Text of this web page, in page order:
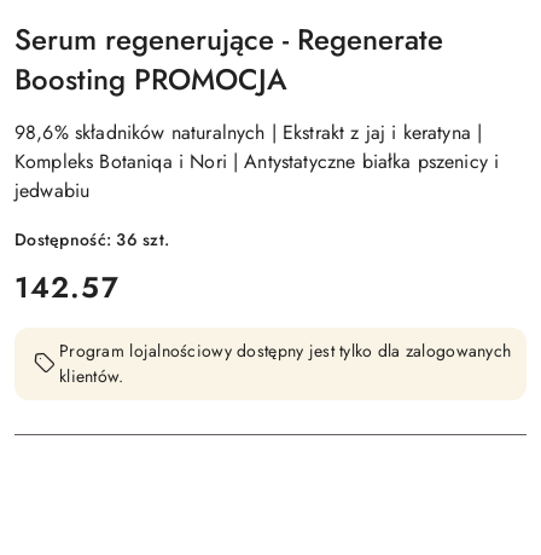
Serum regenerujące - Regenerate
Boosting PROMOCJA
98,6% składników naturalnych | Ekstrakt z jaj i keratyna |
Kompleks Botaniqa i Nori | Antystatyczne białka pszenicy i
jedwabiu
Dostępność:36szt.
cena:
142.57
Program lojalnościowy dostępny jest tylko dla zalogowanych
klientów.